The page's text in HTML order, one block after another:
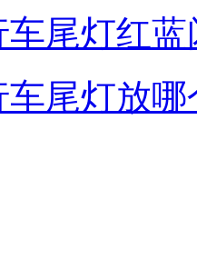
车尾灯红
车尾灯放